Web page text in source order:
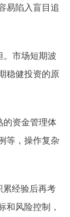
易陷入盲目追
市场短期波
稳健投资的原
的资金管理体
等，操作复杂
经验后再考
和风险控制，